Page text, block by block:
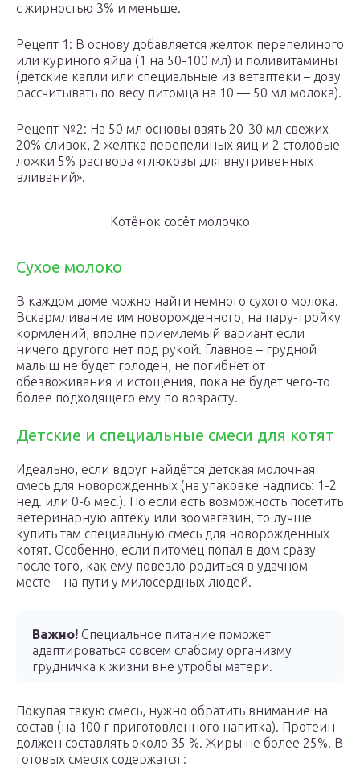
с жирностью 3% и меньше.
Рецепт 1: В основу добавляется желток перепелиного
или куриного яйца (1 на 50-100 мл) и поливитамины
(детские капли или специальные из ветаптеки – дозу
рассчитывать по весу питомца на 10 — 50 мл молока).
Рецепт №2: На 50 мл основы взять 20-30 мл свежих
20% сливок, 2 желтка перепелиных яиц и 2 столовые
ложки 5% раствора «глюкозы для внутривенных
вливаний».
Котёнок сосёт молочко
Сухое молоко
В каждом доме можно найти немного сухого молока.
Вскармливание им новорожденного, на пару-тройку
кормлений, вполне приемлемый вариант если
ничего другого нет под рукой. Главное – грудной
малыш не будет голоден, не погибнет от
обезвоживания и истощения, пока не будет чего-то
более подходящего ему по возрасту.
Детские и специальные смеси для котят
Идеально, если вдруг найдётся детская молочная
смесь для новорожденных (на упаковке надпись: 1-2
нед. или 0-6 мес.). Но если есть возможность посетить
ветеринарную аптеку или зоомагазин, то лучше
купить там специальную смесь для новорожденных
котят. Особенно, если питомец попал в дом сразу
после того, как ему повезло родиться в удачном
месте – на пути у милосердных людей.
Важно! Специальное питание поможет
адаптироваться совсем слабому организму
грудничка к жизни вне утробы матери.
Покупая такую смесь, нужно обратить внимание на
состав (на 100 г приготовленного напитка). Протеин
должен составлять около 35 %. Жиры не более 25%. В
готовых смесях содержатся :